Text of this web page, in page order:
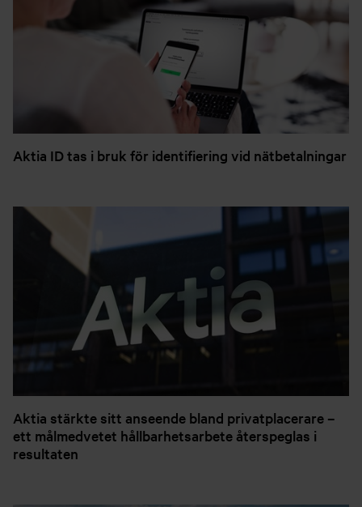
Aktia ID tas i bruk för identifiering vid nätbetalningar
Aktia stärkte sitt anseende bland privatplacerare –
ett målmedvetet hållbarhetsarbete återspeglas i
resultaten